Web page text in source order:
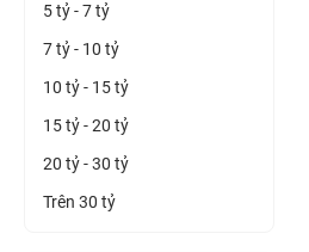
5 tỷ - 7 tỷ
7 tỷ - 10 tỷ
10 tỷ - 15 tỷ
15 tỷ - 20 tỷ
20 tỷ - 30 tỷ
Trên 30 tỷ